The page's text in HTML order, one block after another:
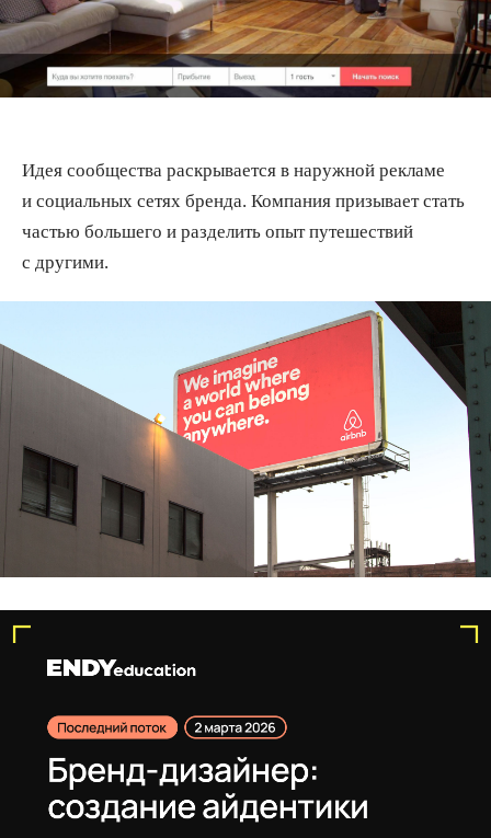
Идея сообщества раскрывается в наружной рекламе
и социальных сетях бренда. Компания призывает стать
частью большего и разделить опыт путешествий
с другими.